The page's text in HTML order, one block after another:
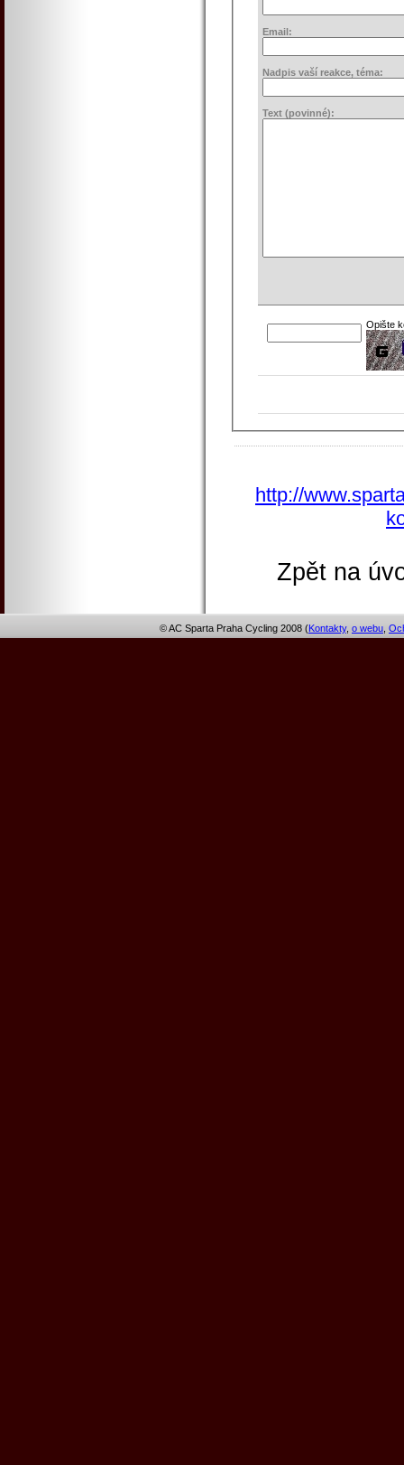
Email:
Nadpis vaší reakce, téma:
Text (povinné):
Opište
http://
Zpět na
© AC Sparta Praha Cycling 2008 (Kontakty, o webu